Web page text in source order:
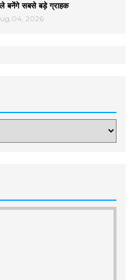
बनेंगे सबसे बड़े ग्राहक
04, 2026